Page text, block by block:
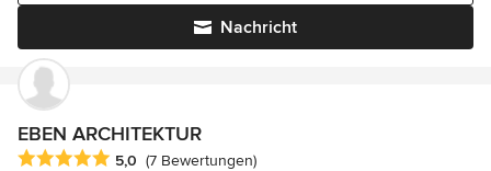
Nachricht
EBEN ARCHITEKTUR
Durchschnittliche Bewertung: 5 von 5 Sternen
5,0 (7 Bewertungen)